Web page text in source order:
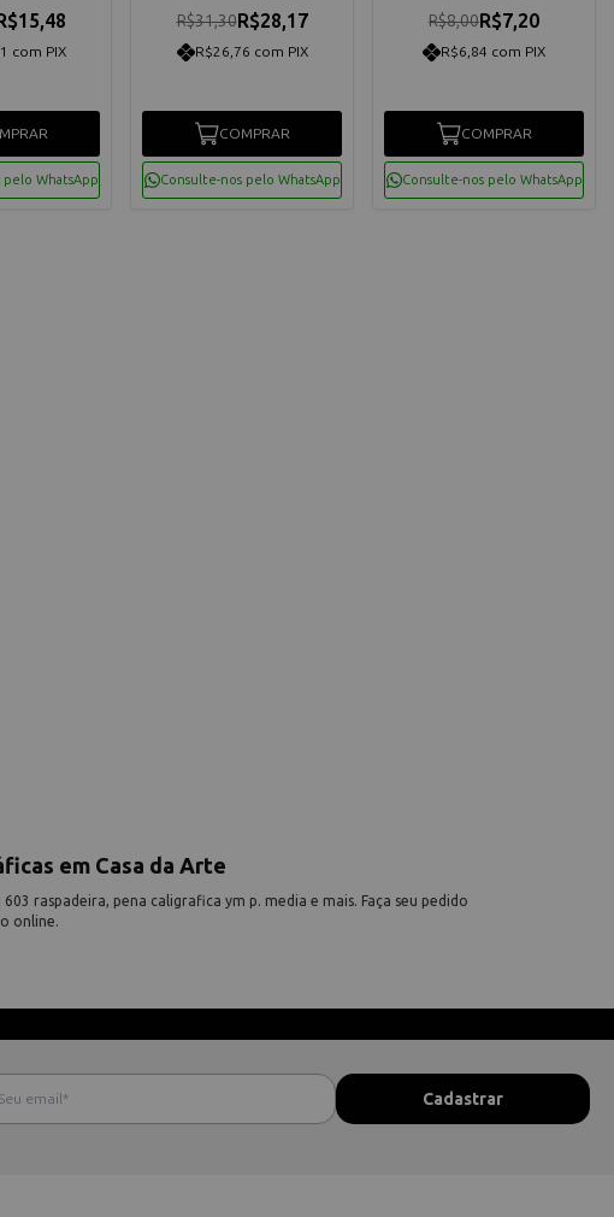
com PIX
WhatsApp
R$31,30R$28,17
R$26,76 com PIX
COMPRAR
Consulte-nos pelo WhatsApp
R$8,00R$7,20
R$6,84 com PIX
COMPRAR
Consulte-nos pelo WhatsApp
em Casa da Arte
raspadeira, pena caligrafica ym p. media e mais. Faça seu pedido
online.